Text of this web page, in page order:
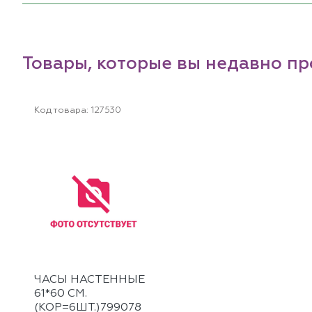
Товары, которые вы недавно
Код товара: 127530
ЧАСЫ НАСТЕННЫЕ
61*60 СМ.
(КОР=6ШТ.)799078